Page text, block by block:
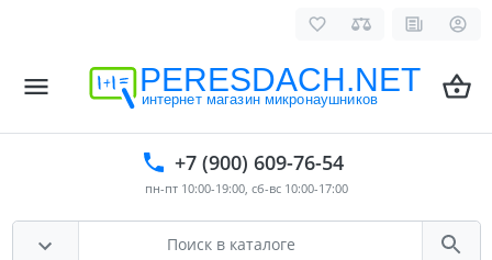
PERESDACH.NET
интернет магазин микронаушников
+7 (900) 609-76-54
пн-пт 10:00-19:00, сб-вс 10:00-17:00